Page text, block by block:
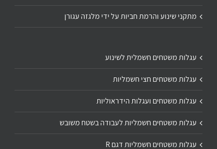
מתקני שינוע והרמת חביות על ידי מלגזה עגורן
עגלות משטחים חשמלית לשינוע
עגלות משטחים חצי חשמליות
עגלות משטחים ועגלות הידראוליות
עגלות משטחים חשמליות לעבודה בשטח משובש
עגלות משטחים חשמליות דגם R